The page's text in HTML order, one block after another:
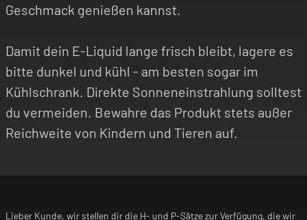
Geschmack genießen kannst.
Damit dein E-Liquid lange frisch bleibt, lagere es
bitte dunkel und kühl - am besten sogar im
Kühlschrank. Direkte Sonneneinstrahlung solltest
du vermeiden. Bewahre das Produkt stets außer
Reichweite von Kindern und Tieren auf.
Lieber Kunde, wir stellen dir die H- und P-Sätze zur Verfügung, die wir